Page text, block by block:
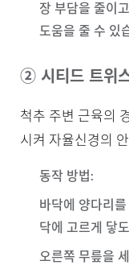
장 부담을 줄이
도움을 줄 수 있
② 시티드 트위
척추 주변 근육의
시켜 자율신경의
동작 방법:
바닥에 양다리
닥에 고르게 닿
오른쪽 무릎을